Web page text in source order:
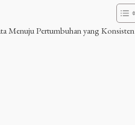
Menuju Pertumbuhan yang Konsisten